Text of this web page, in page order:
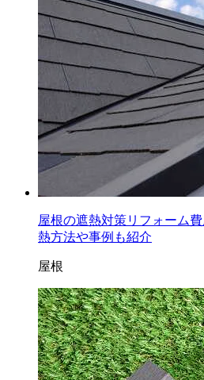
屋根の遮熱対策リフォーム
熱方法や事例も紹介
屋根